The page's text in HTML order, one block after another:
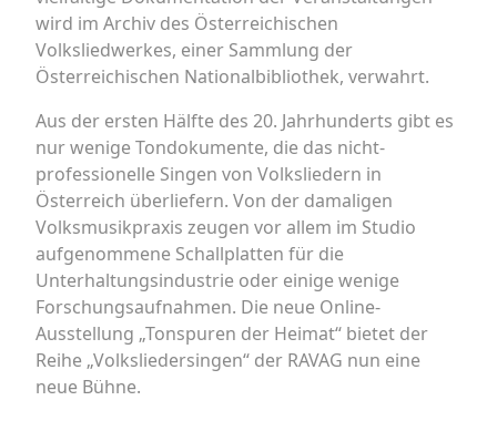
wird im Archiv des Österreichischen
Volksliedwerkes, einer Sammlung der
Österreichischen Nationalbibliothek, verwahrt.
Aus der ersten Hälfte des 20. Jahrhunderts gibt es
nur wenige Tondokumente, die das nicht-
professionelle Singen von Volksliedern in
Österreich überliefern. Von der damaligen
Volksmusikpraxis zeugen vor allem im Studio
aufgenommene Schallplatten für die
Unterhaltungsindustrie oder einige wenige
Forschungsaufnahmen. Die neue Online-
Ausstellung „Tonspuren der Heimat“ bietet der
Reihe „Volksliedersingen“ der RAVAG nun eine
neue Bühne.